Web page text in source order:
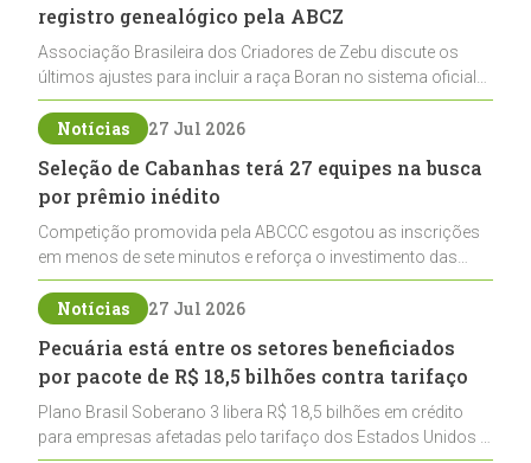
registro genealógico pela ABCZ
Associação Brasileira dos Criadores de Zebu discute os
últimos ajustes para incluir a raça Boran no sistema oficial
de registros, abrindo caminho para sua expansão na
pecuária nacional
Notícias 27 Jul 2026
Seleção de Cabanhas terá 27 equipes na busca
por prêmio inédito
Competição promovida pela ABCCC esgotou as inscrições
em menos de sete minutos e reforça o investimento das
cabanhas na seleção genética de Cavalos Crioulos voltados
ao laço
Notícias 27 Jul 2026
Pecuária está entre os setores beneficiados
por pacote de R$ 18,5 bilhões contra tarifaço
Plano Brasil Soberano 3 libera R$ 18,5 bilhões em crédito
para empresas afetadas pelo tarifaço dos Estados Unidos e